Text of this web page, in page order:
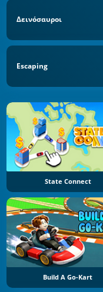
Δεινόσαυροι
Escaping
State Connect
Build A Go-Kart